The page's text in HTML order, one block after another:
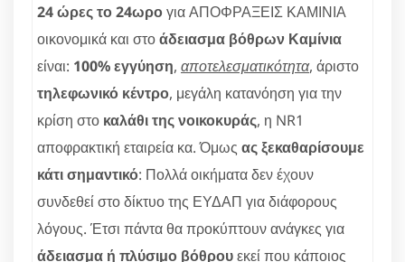
24 ώρες το 24ωρογια ΑΠΟΦΡΑΞΕΙΣ ΚΑΜΙΝΙΑ
οικονομικά και στοάδειασμα βόθρων Καμίνια
είναι: 100% εγγύηση, αποτελεσματικότητα, άριστο
τηλεφωνικό κέντρο, μεγάλη κατανόηση για την
κρίση στο καλάθι της νοικοκυράς, η NR1
αποφρακτική εταιρεία κα. Όμως ας ξεκαθαρίσουμε
κάτι σημαντικό: Πολλά οικήματα δεν έχουν
συνδεθεί στο δίκτυο της ΕΥΔΑΠ για διάφορους
λόγους. Έτσι πάντα θα προκύπτουν ανάγκες για
άδειασμα ή πλύσιμο βόθρουεκεί που κάποιος